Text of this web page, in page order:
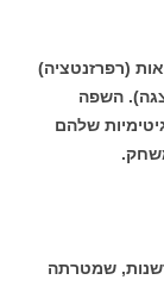
(רפרזנטציה)
השפה
שלהם
שמטרתה